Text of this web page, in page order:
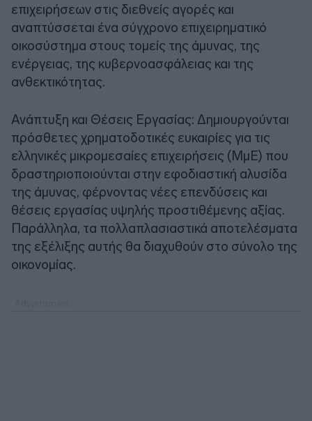
επιχειρήσεων στις διεθνείς αγορές και
αναπτύσσεται ένα σύγχρονο επιχειρηματικό
οικοσύστημα στους τομείς της άμυνας, της
ενέργειας, της κυβερνοασφάλειας και της
ανθεκτικότητας.
Ανάπτυξη και Θέσεις Εργασίας: Δημιουργούνται
πρόσθετες χρηματοδοτικές ευκαιρίες για τις
ελληνικές μικρομεσαίες επιχειρήσεις (ΜμΕ) που
δραστηριοποιούνται στην εφοδιαστική αλυσίδα
της άμυνας, φέρνοντας νέες επενδύσεις και
θέσεις εργασίας υψηλής προστιθέμενης αξίας.
Παράλληλα, τα πολλαπλασιαστικά αποτελέσματα
της εξέλιξης αυτής θα διαχυθούν στο σύνολο της
οικονομίας.